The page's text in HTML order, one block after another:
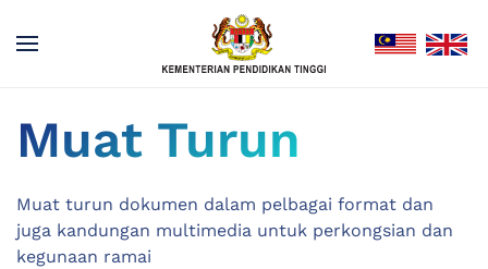
Muat Turun
Muat turun dokumen dalam pelbagai format dan
juga kandungan multimedia untuk perkongsian dan
kegunaan ramai